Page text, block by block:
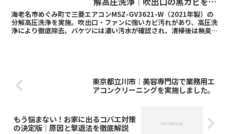
底除去
海老名市めぐみ町で三菱エアコンMSZ-GV3621-W（2021年製）の
分解高圧洗浄を実施。吹出口・ファンに強いカビ汚れがあり、高圧洗
浄により徹底除去。バケツには濃い汚水が確認され、清掃後は無臭で
東京都立川市｜美容専門店で業務用エ
アコンクリーニングを実施しました。
もう悩まない！お家に出るコバエ対策
の決定版｜原因と撃退法を徹底解説